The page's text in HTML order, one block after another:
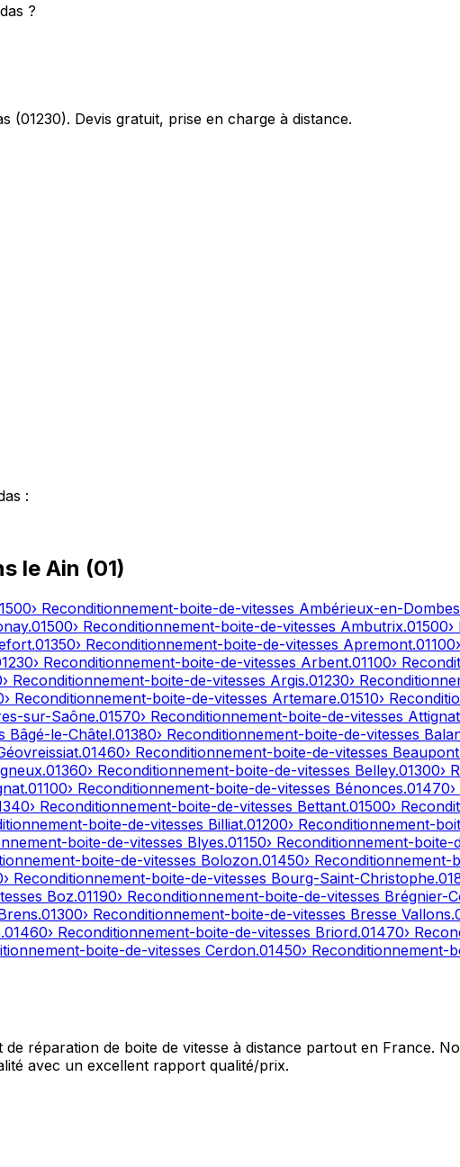
?
(01230). Devis gratuit, prise en charge à distance.
:
le Ain (01)
› Reconditionnement-boite-de-vitesses Ambérieux-en-Dombes
.01500› Reconditionnement-boite-de-vitesses Ambutrix.01500
.01350› Reconditionnement-boite-de-vitesses Apremont.01100
› Reconditionnement-boite-de-vitesses Arbent.01100›
› Reconditionnement-boite-de-vitesses Argis.01230›
› Reconditionnement-boite-de-vitesses Artemare.01510›
sur-Saône.01570› Reconditionnement-boite-de-vitesses Attignat
Bâgé-le-Châtel.01380› Reconditionnement-boite-de-vitesses
.01460› Reconditionnement-boite-de-vitesses Beaupont
.01360› Reconditionnement-boite-de-vitesses Belley.01300›
.01100› Reconditionnement-boite-de-vitesses Bénonces.01470
› Reconditionnement-boite-de-vitesses Bettant.01500›
boite-de-vitesses Billiat.01200› Reconditionnement-
boite-de-vitesses Blyes.01150› Reconditionnement-boite-
boite-de-vitesses Bolozon.01450› Reconditionnement-
› Reconditionnement-boite-de-vitesses Bourg-Saint-Christophe.
Boz.01190› Reconditionnement-boite-de-vitesses Brégnier-
.01300› Reconditionnement-boite-de-vitesses Bresse Vallons.
.01460› Reconditionnement-boite-de-vitesses Briord.01470›
boite-de-vitesses Cerdon.01450› Reconditionnement-
réparation de boite de vitesse à distance partout en France.
avec un excellent rapport qualité/prix.